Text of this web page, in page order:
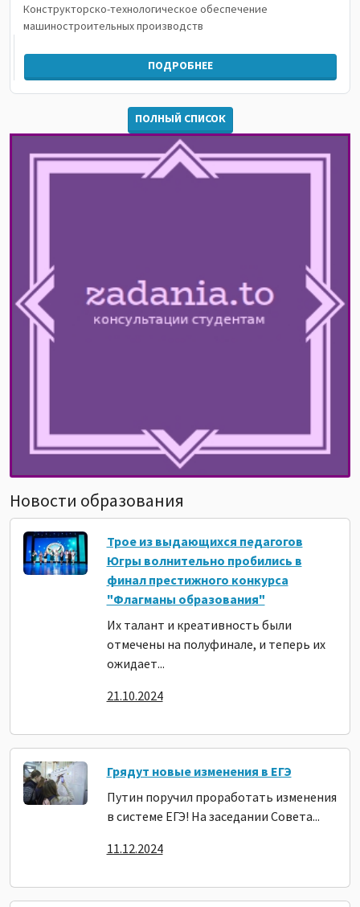
Конструкторско-технологическое обеспечение
машиностроительных производств
ПОДРОБНЕЕ
ПОЛНЫЙ СПИСОК
Новости образования
Трое из выдающихся педагогов
Югры волнительно пробились в
финал престижного конкурса
"Флагманы образования"
Их талант и креативность были
отмечены на полуфинале, и теперь их
ожидает...
21.10.2024
Грядут новые изменения в ЕГЭ
Путин поручил проработать изменения
в системе ЕГЭ! На заседании Совета...
11.12.2024